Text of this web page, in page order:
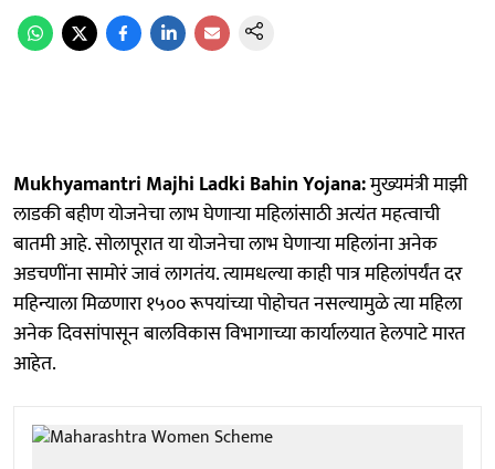
Mukhyamantri Majhi Ladki Bahin Yojana:मुख्यमंत्री माझी
लाडकी बहीण योजनेचा लाभ घेणाऱ्या महिलांसाठी अत्यंत महत्वाची
बातमी आहे. सोलापूरात या योजनेचा लाभ घेणार्‍या महिलांना अनेक
अडचणींना सामोरं जावं लागतंय. त्यामधल्या काही पात्र महिलांपर्यंत दर
महिन्याला मिळणारा १५०० रूपयांच्या पोहोचत नसल्यामुळे त्या महिला
अनेक दिवसांपासून बालविकास विभागाच्या कार्यालयात हेलपाटे मारत
आहेत.